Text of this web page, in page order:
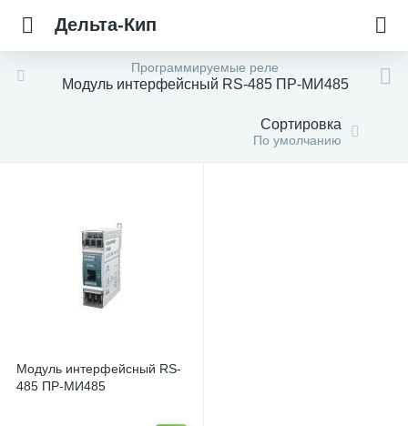
Дельта-Кип
Программируемые реле
Модуль интерфейсный RS-485 ПР-МИ485
Сортировка
По умолчанию
Модуль интерфейсный RS-
485 ПР-МИ485